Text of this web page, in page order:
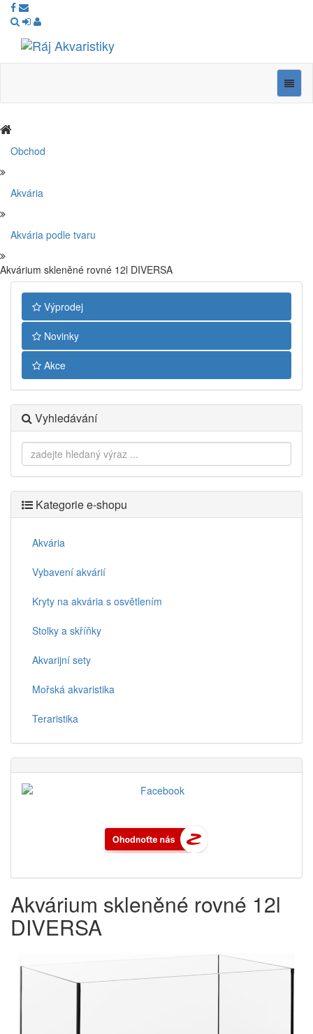
Ráj
Obchod
Akvária
Akvária podle tvaru
Akvárium skleněné rovné 12l DIVERSA
Výprodej
Novinky
Akce
Vyhledávání
Kategorie e-shopu
Akvária
Vybavení akvárií
Kryty na akvária s osvětlením
Stolky a skříňky
Akvarijní sety
Mořská akvaristika
Teraristika
Akvárium skleněné rovné 12l
DIVERSA